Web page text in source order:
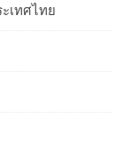
เทศไทย